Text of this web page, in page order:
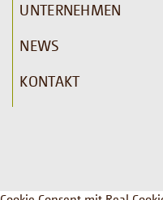
UNTERNEHMEN
NEWS
KONTAKT